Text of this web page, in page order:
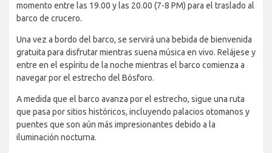
momento entre las 19.00 y las 20.00 (7-8 PM) para el traslado al
barco de crucero.
Una vez a bordo del barco, se servirá una bebida de bienvenida
gratuita para disfrutar mientras suena música en vivo. Relájese y
entre en el espíritu de la noche mientras el barco comienza a
navegar por el estrecho del Bósforo.
A medida que el barco avanza por el estrecho, sigue una ruta
que pasa por sitios históricos, incluyendo palacios otomanos y
puentes que son aún más impresionantes debido a la
iluminación nocturna.